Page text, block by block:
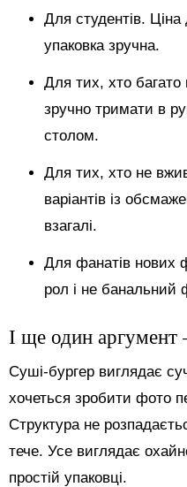
Для студентів.
упаковка зручна.
Для тих, хто багато
зручно тримати в
столом.
Для тих, хто не
варіантів із
взагалі.
Для фанатів нових
рол і не
І ще один аргумент
Суші-бургер виглядає
хочеться зробити фото
Структура не
тече. Усе виглядає
простій упаковці.